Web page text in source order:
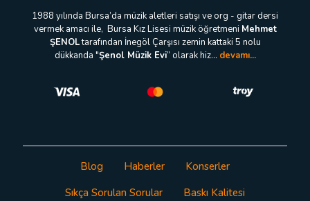
1988 yılında Bursa’da müzik aletleri satışı ve org - gitar dersi
vermek amacı ile, Bursa Kız Lisesi müzik öğretmeni Mehmet
ŞENOLtarafından İnegöl Çarşısı zemin kattaki 5 nolu
dükkanda "Şenol Müzik Evi” olarak hiz... devamı...
Blog Haberler
Konserler
Sıkça Sorulan Sorular
Baskı Kalitesi